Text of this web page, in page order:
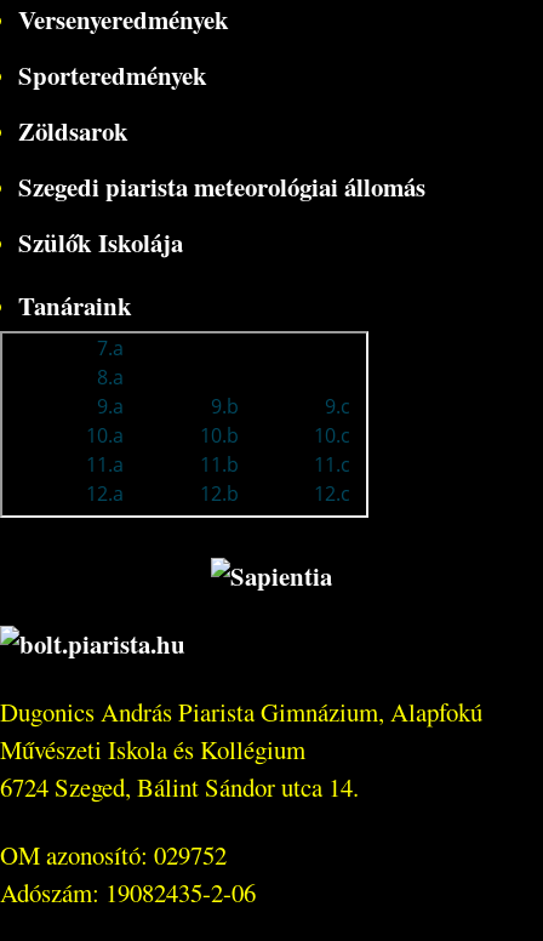
Versenyeredmények
Sporteredmények
Zöldsarok
Szegedi piarista meteorológiai állomás
Szülők Iskolája
Tanáraink
Dugonics András Piarista Gimnázium, Alapfokú
Művészeti Iskola és Kollégium
6724 Szeged, Bálint Sándor utca 14.
OM azonosító: 029752
Adószám: 19082435-2-06